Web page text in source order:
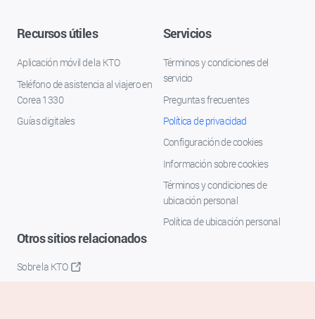
Recursos útiles
Aplicación móvil de la KTO
Teléfono de asistencia al viajero en
Corea 1330
Guías digitales
Servicios
Términos y condiciones del
servicio
Preguntas frecuentes
Política de privacidad
Configuración de cookies
Información sobre cookies
Términos y condiciones de
ubicación personal
Política de ubicación personal
Otros sitios relacionados
Sobre la KTO